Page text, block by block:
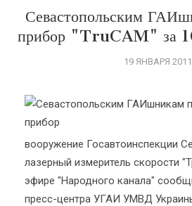
Севастопольским
прибор "TruCAM" за
19 ЯНВАРЯ 2011
вооружение Госавтоинспекции
лазерный измеритель скорости
эфире "Народного канала"
пресс-центра УГАИ УМВД